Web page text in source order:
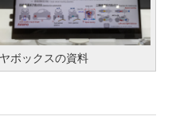
ボックスの資料